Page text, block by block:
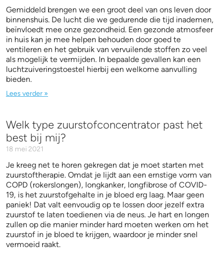
Gemiddeld brengen we een groot deel van ons leven door
binnenshuis. De lucht die we gedurende die tijd inademen,
beïnvloedt mee onze gezondheid. Een gezonde atmosfeer
in huis kan je mee helpen behouden door goed te
ventileren en het gebruik van vervuilende stoffen zo veel
als mogelijk te vermijden. In bepaalde gevallen kan een
luchtzuiveringstoestel hierbij een welkome aanvulling
bieden.
Lees verder »
Welk type zuurstofconcentrator past het
best bij mij?
18 mei 2021
Je kreeg net te horen gekregen dat je moet starten met
zuurstoftherapie. Omdat je lijdt aan een ernstige vorm van
COPD (rokerslongen), longkanker, longfibrose of COVID-
19, is het zuurstofgehalte in je bloed erg laag. Maar geen
paniek! Dat valt eenvoudig op te lossen door jezelf extra
zuurstof te laten toedienen via de neus. Je hart en longen
zullen op die manier minder hard moeten werken om het
zuurstof in je bloed te krijgen, waardoor je minder snel
vermoeid raakt.